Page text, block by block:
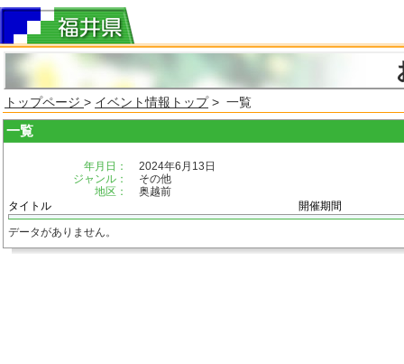
トップページ > イベント情報トップ> 一覧
一覧
年月日：
2024年6月13日
ジャンル：
その他
地区：
奥越前
タイトル
開催期間
データがありません。